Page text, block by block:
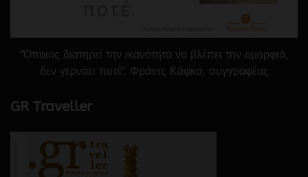
"Όποιος διατηρεί την ικανότητα να βλέπει την ομορφιά,
δεν γερνάει ποτέ", Φράντς Κάφκα, συγγραφέας
GR Traveller